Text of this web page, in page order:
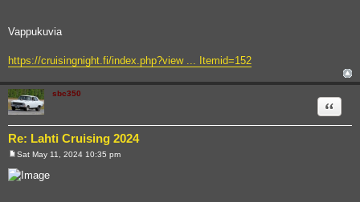
Vappukuvia
https://cruisingnight.fi/index.php?view ... Itemid=152
sbc350
Re: Lahti Cruising 2024
Quote
o
s
Sat May 11, 2024 10:35 pm